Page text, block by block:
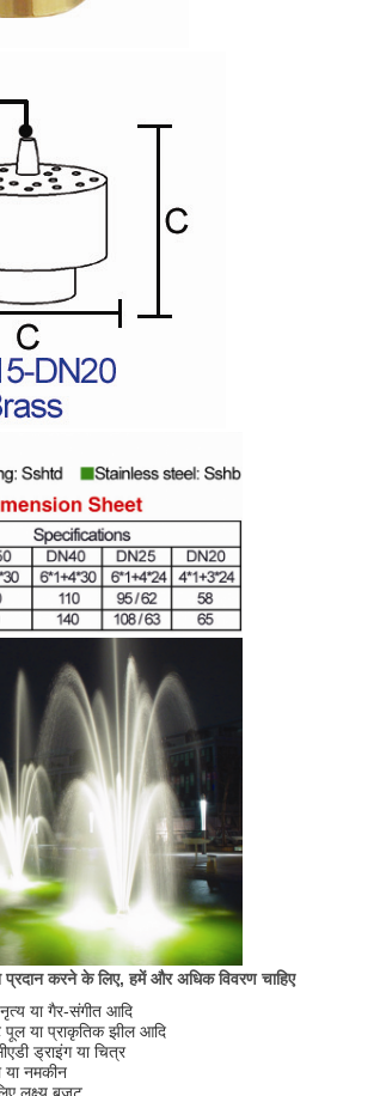
करने के लिए, हमें और अधिक विवरण चाहिए
नृत्य या गैर-संगीत आदि
पूल या प्राकृतिक झील आदि
ड्राइंग या चित्र
या नमकीन